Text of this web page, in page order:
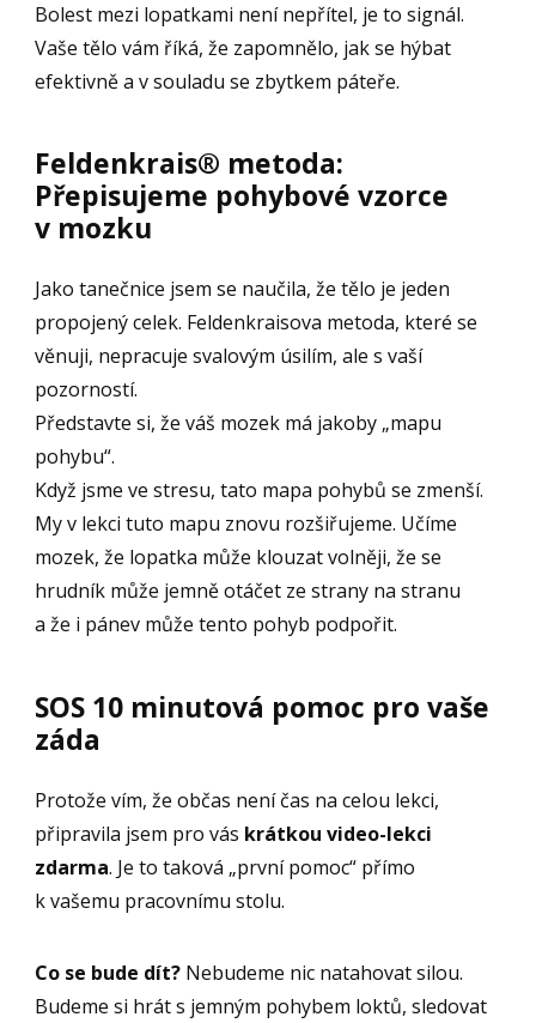
Bolest mezi lopatkami není nepřítel, je to signál.
Vaše tělo vám říká, že zapomnělo, jak se hýbat
efektivně a v souladu se zbytkem páteře.
Feldenkrais® metoda:
Přepisujeme pohybové vzorce
v mozku
Jako tanečnice jsem se naučila, že tělo je jeden
propojený celek. Feldenkraisova metoda, které se
věnuji, nepracuje svalovým úsilím, ale s vaší
pozorností.
Představte si, že váš mozek má jakoby „mapu
pohybu“.
Když jsme ve stresu, tato mapa pohybů se zmenší.
My v lekci tuto mapu znovu rozšiřujeme. Učíme
mozek, že lopatka může klouzat volněji, že se
hrudník může jemně otáčet ze strany na stranu
a že i pánev může tento pohyb podpořit.
SOS 10 minutová pomoc pro vaše
záda
Protože vím, že občas není čas na celou lekci,
připravila jsem pro vás krátkou video-lekci
zdarma. Je to taková „první pomoc“ přímo
k vašemu pracovnímu stolu.
Co se bude dít? Nebudeme nic natahovat silou.
Budeme si hrát s jemným pohybem loktů, sledovat